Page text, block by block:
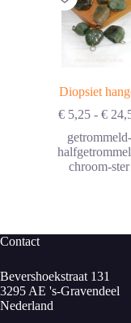
Diopsiet
€ 5,25 - €
getrommeld-
chroom-ster
Contact
Bevershoekstraat 131
3295 AE 's-Gravendeel
Nederland